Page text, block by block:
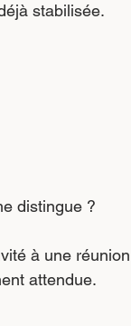
stabilisée.
distingue ?
à une
attendue.